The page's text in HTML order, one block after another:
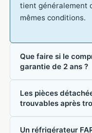
tient généralement
mêmes conditions.
Que faire si le
garantie de 2 ans ?
Les pièces
trouvables après
Un réfrigérateur